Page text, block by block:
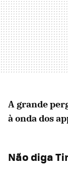
A grande
à onda dos
Não diga